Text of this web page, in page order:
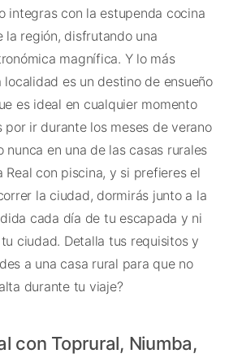
integras con la estupenda cocina
la región, disfrutando una
magnífica. Y lo más
es un destino de ensueño
es ideal en cualquier momento
por ir durante los meses de verano
nunca en una de las casas rurales
Real con piscina, y si prefieres el
la ciudad, dormirás junto a la
cada día de tu escapada y ni
ciudad. Detalla tus requisitos y
a una casa rural para que no
durante tu viaje?
con Toprural, Niumba,